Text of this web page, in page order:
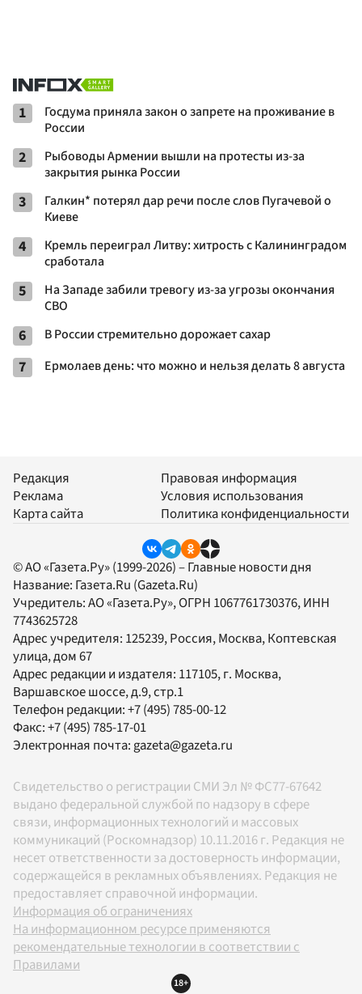
1
Госдума приняла закон о запрете на проживание в
России
2
Рыбоводы Армении вышли на протесты из-за
закрытия рынка России
3
Галкин* потерял дар речи после слов Пугачевой о
Киеве
4
Кремль переиграл Литву: хитрость с Калининградом
сработала
5
На Западе забили тревогу из-за угрозы окончания
СВО
6 В России стремительно дорожает сахар
7 Ермолаев день: что можно и нельзя делать 8 августа
Редакция
Реклама
Карта сайта
Правовая информация
Условия использования
Политика конфиденциальности
© АО «Газета.Ру» (1999-2026) – Главные новости дня
Название: Газета.Ru (Gazeta.Ru)
Учредитель:АО «Газета.Ру», ОГРН 1067761730376, ИНН
7743625728
Адрес учредителя: 125239, Россия, Москва, Коптевская
улица, дом 67
Адрес редакции и издателя: 117105, г. Москва,
Варшавское шоссе, д.9, стр.1
Телефон редакции:+7 (495) 785-00-12
Факс:+7 (495) 785-17-01
Электронная почта:gazeta@gazeta.ru
Свидетельство о регистрации СМИ Эл № ФС77-67642
выдано федеральной службой по надзору в сфере
связи, информационных технологий и массовых
коммуникаций (Роскомнадзор) 10.11.2016 г. Редакция не
несет ответственности за достоверность информации,
содержащейся в рекламных объявлениях. Редакция не
предоставляет справочной информации.
Информация об ограничениях
На информационном ресурсе применяются
рекомендательные технологии в соответствии с
Правилами
18+